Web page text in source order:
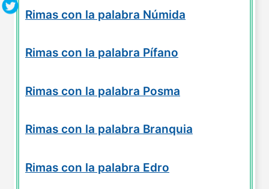
Rimas con la palabra Númida
Rimas con la palabra Pífano
Rimas con la palabra Posma
Rimas con la palabra Branquia
Rimas con la palabra Edro